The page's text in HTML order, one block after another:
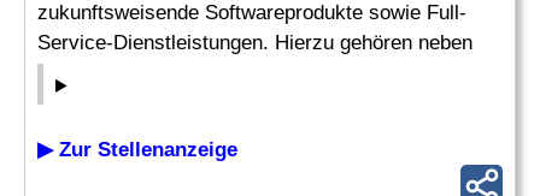
zukunftsweisende Softwareprodukte sowie Full-
Service-Dienstleistungen. Hierzu gehören neben
▶ Zur Stellenanzeige